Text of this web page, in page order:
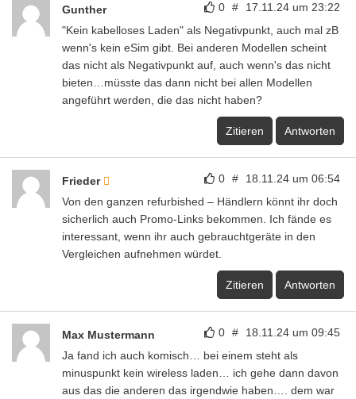
0 # 17.11.24 um 23:22
Gunther
"Kein kabelloses Laden" als Negativpunkt, auch mal zB
wenn's kein eSim gibt. Bei anderen Modellen scheint
das nicht als Negativpunkt auf, auch wenn's das nicht
bieten…müsste das dann nicht bei allen Modellen
angeführt werden, die das nicht haben?
Zitieren Antworten
0 # 18.11.24 um 06:54
Frieder
Von den ganzen refurbished – Händlern könnt ihr doch
sicherlich auch Promo-Links bekommen. Ich fände es
interessant, wenn ihr auch gebrauchtgeräte in den
Vergleichen aufnehmen würdet.
Zitieren Antworten
0 # 18.11.24 um 09:45
Max Mustermann
Ja fand ich auch komisch… bei einem steht als
minuspunkt kein wireless laden… ich gehe dann davon
aus das die anderen das irgendwie haben…. dem war